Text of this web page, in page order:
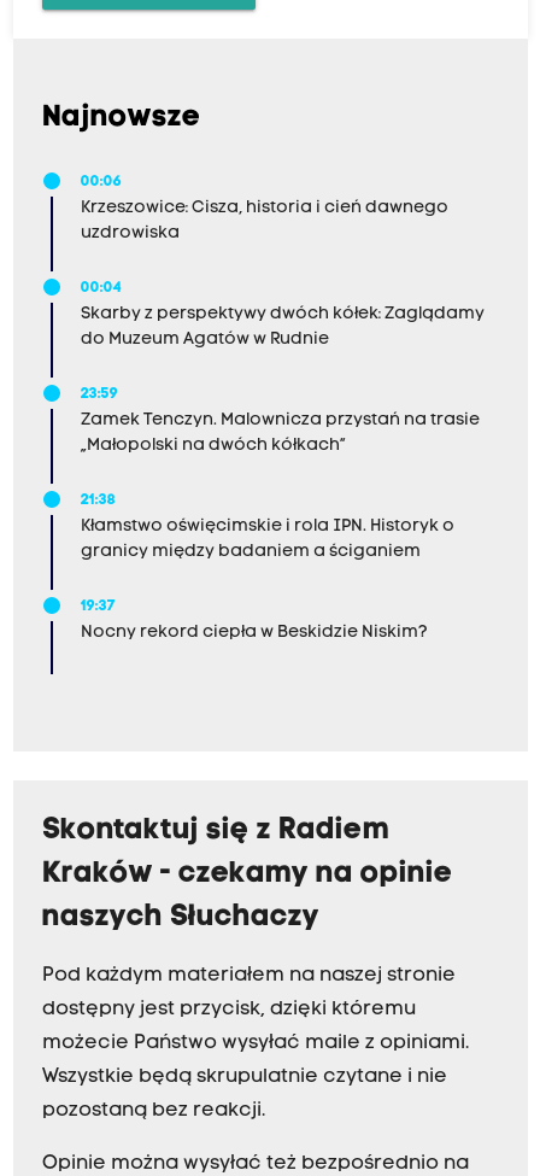
Najnowsze
00:06
Krzeszowice: Cisza, historia i cień dawnego
uzdrowiska
00:04
Skarby z perspektywy dwóch kółek: Zaglądamy
do Muzeum Agatów w Rudnie
23:59
Zamek Tenczyn. Malownicza przystań na trasie
„Małopolski na dwóch kółkach”
21:38
Kłamstwo oświęcimskie i rola IPN. Historyk o
granicy między badaniem a ściganiem
19:37
Nocny rekord ciepła w Beskidzie Niskim?
Skontaktuj się z Radiem
Kraków - czekamy na opinie
naszych Słuchaczy
Pod każdym materiałem na naszej stronie
dostępny jest przycisk, dzięki któremu
możecie Państwo wysyłać maile z opiniami.
Wszystkie będą skrupulatnie czytane i nie
pozostaną bez reakcji.
Opinie można wysyłać też bezpośrednio na